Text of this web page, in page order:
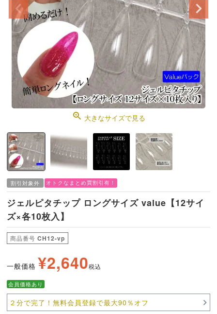
大きなサイズで見る
割引対象外 オトクなまとめ買割引有！
ジェルピタチップ ロングサイズ value【12サイ
ズ×各10枚入】
商品番号 CH12-vp
一般価格 ¥2,640税込
会員価格あり
２分で完了！無料会員登録で最大90％オフ